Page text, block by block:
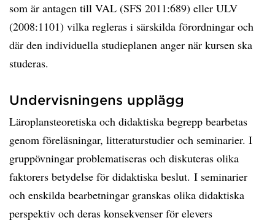
som är antagen till VAL (SFS 2011:689) eller ULV
(2008:1101) vilka regleras i särskilda förordningar och
där den individuella studieplanen anger när kursen ska
studeras.
Undervisningens upplägg
Läroplansteoretiska och didaktiska begrepp bearbetas
genom föreläsningar, litteraturstudier och seminarier. I
gruppövningar problematiseras och diskuteras olika
faktorers betydelse för didaktiska beslut. I seminarier
och enskilda bearbetningar granskas olika didaktiska
perspektiv och deras konsekvenser för elevers